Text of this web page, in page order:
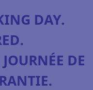
DAY.
DE